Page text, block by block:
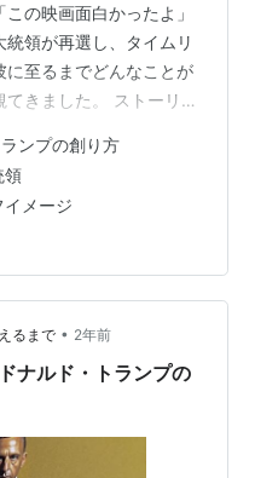
の映画面白かったよ」
領が再選し、タイムリ
に至るまでどんなことが
きました。 ストーリー
います。 物語は、1970
の不動産業を継いだ若
級クラブで弁護士ロ
ります。コーンは、か
士です。 彼はトランプ
ンプの創り方
領
イメージ
るまで • 2年前
ナルド・トランプの